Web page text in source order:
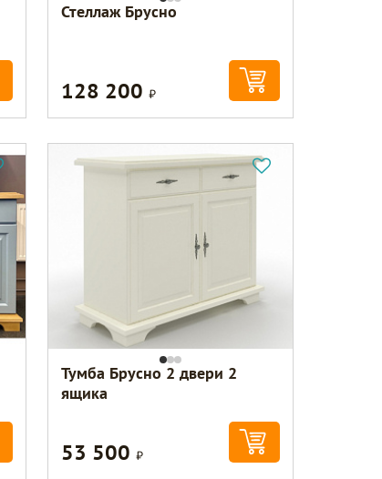
Стеллаж Брусно
128 200Р
Тумба Брусно 2 двери 2
ящика
53 500Р